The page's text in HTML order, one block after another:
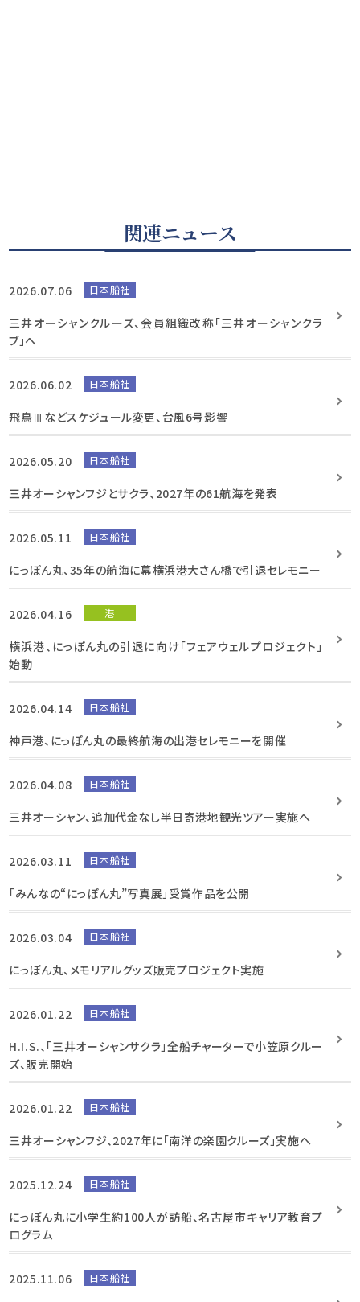
関連ニュース
2026.07.06 日本船社
三井オーシャンクルーズ、会員組織改称「三井オーシャンクラ
ブ」へ
2026.06.02 日本船社
飛鳥Ⅲなどスケジュール変更、台風6号影響
2026.05.20 日本船社
三井オーシャンフジとサクラ、2027年の61航海を発表
2026.05.11 日本船社
にっぽん丸、35年の航海に幕横浜港大さん橋で引退セレモニー
2026.04.16 港
横浜港、にっぽん丸の引退に向け「フェアウェルプロジェクト」
始動
2026.04.14 日本船社
神戸港、にっぽん丸の最終航海の出港セレモニーを開催
2026.04.08 日本船社
三井オーシャン、追加代金なし半日寄港地観光ツアー実施へ
2026.03.11 日本船社
「みんなの“にっぽん丸”写真展」受賞作品を公開
2026.03.04 日本船社
にっぽん丸、メモリアルグッズ販売プロジェクト実施
2026.01.22 日本船社
H.I.S.、「三井オーシャンサクラ」全船チャーターで小笠原クルー
ズ、販売開始
2026.01.22 日本船社
三井オーシャンフジ、2027年に「南洋の楽園クルーズ」実施へ
2025.12.24 日本船社
にっぽん丸に小学生約100人が訪船、名古屋市キャリア教育プ
ログラム
2025.11.06 日本船社